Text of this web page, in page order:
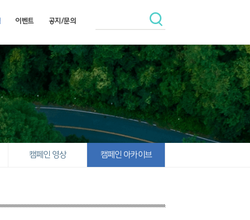
이벤트 공지/문의
캠페인 영상 캠페인 아카이브